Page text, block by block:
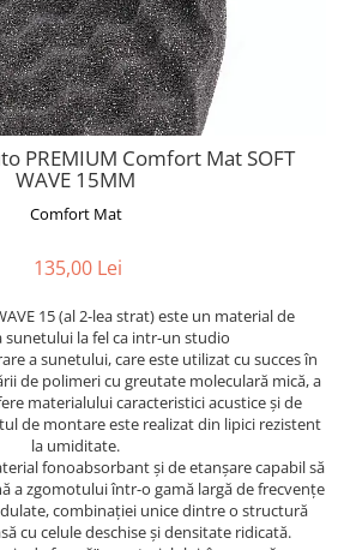
PREMIUM Comfort Mat SOFT
WAVE 15MM
Comfort Mat
135,00 Lei
15 (al 2-lea strat) este un material de
sunetului la fel ca intr-un studio
a sunetului, care este utilizat cu succes în
de polimeri cu greutate moleculară mică, a
materialului caracteristici acustice și de
de montare este realizat din lipici rezistent
la umiditate.
fonoabsorbant și de etanșare capabil să
a zgomotului într-o gamă largă de frecvențe
combinației unice dintre o structură
cu celule deschise și densitate ridicată.